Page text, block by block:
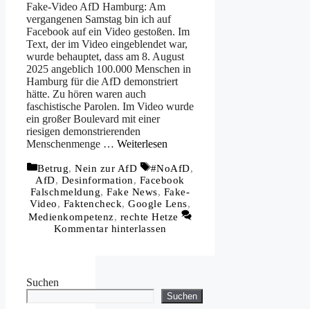
Fake-Video AfD Hamburg: Am
vergangenen Samstag bin ich auf
Facebook auf ein Video gestoßen. Im
Text, der im Video eingeblendet war,
wurde behauptet, dass am 8. August
2025 angeblich 100.000 Menschen in
Hamburg für die AfD demonstriert
hätte. Zu hören waren auch
faschistische Parolen. Im Video wurde
ein großer Boulevard mit einer
riesigen demonstrierenden
Menschenmenge … Weiterlesen
Kategorien
Betrug,Nein zur AfD Schlagwörter
#NoAfD,
AfD, Desinformation, Facebook
Falschmeldung,Fake News, Fake-
Video, Faktencheck,Google Lens,
Medienkompetenz, rechte Hetze
Kommentar hinterlassen
Suchen
Suchen